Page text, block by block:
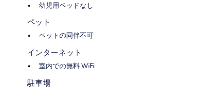
幼児用ベッドなし
ペット
ペットの同伴不可
インターネット
室内での無料 WiFi
駐車場